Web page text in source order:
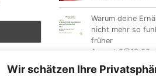
Wir schätzen Ihre
Warum deine
nicht mehr so
früher
August 6@19:00
Hike & Learn